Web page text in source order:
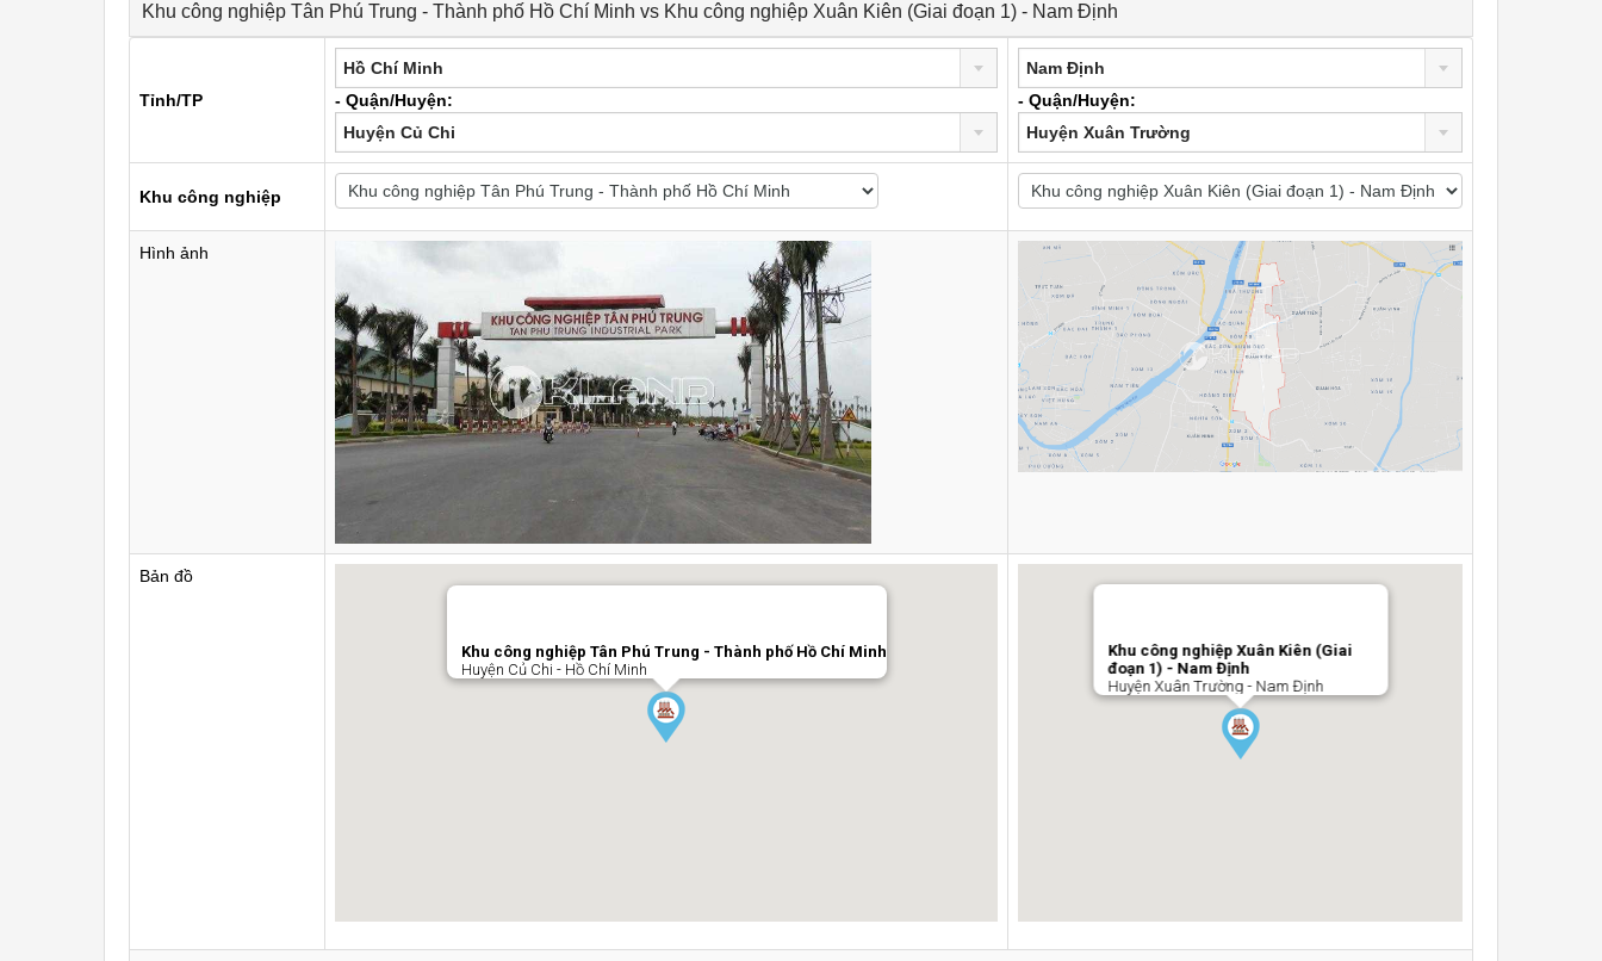
Khu công nghiệp Tân Phú Trung - Thành phố Hồ Chí Minh vs Khu công nghiệp Xuân Kiên (Giai đoạn 1) - Nam Định
Tỉnh/TP
Hồ Chí Minh
- Quận/Huyện:
Huyện Củ Chi
Nam Định
- Quận/Huyện:
Huyện Xuân Trường
Khu công nghiệp
Hình ảnh
Bản đồ
Khu công nghiệp Tân Phú Trung - Thành phố Hồ Chí Minh
Huyện Củ Chi - Hồ Chí Minh
Khu công nghiệp Xuân Kiên (Giai
đoạn 1) - Nam Định
Huyện Xuân Trường - Nam Định